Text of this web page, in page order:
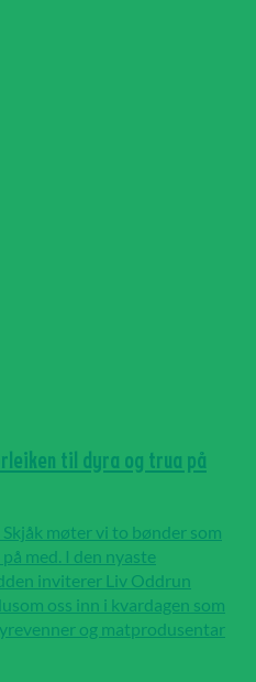
til dyra og trua på
møter vi to bønder som
med. I den nyaste
inviterer Liv Oddrun
oss inn i kvardagen som
og matprodusentar